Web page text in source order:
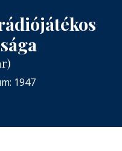
1947